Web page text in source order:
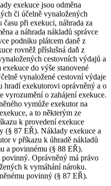
exekuce jsou odměna
či účelně vynaložených
při exekuci, náhrada za
a náhrada nákladů správce
podniku plátcem daně z
rovněž příslušná daň z
cestovních výdajů a
exekuce do výše stanovené
vynaložené cestovní výdaje
hradí exekutorovi oprávněný a o
vyrozumění o zahájení exekuce.
vymůže exekutor na
a to některým ze
k provedení exekuce
(§ 87 EŘ). Náklady exekuce a
v příkazu k úhradě nákladů
a povinnému (§ 88 EŘ).
Oprávněný má právo
k vymáhání nároku.
povinný (§ 87 EŘ).